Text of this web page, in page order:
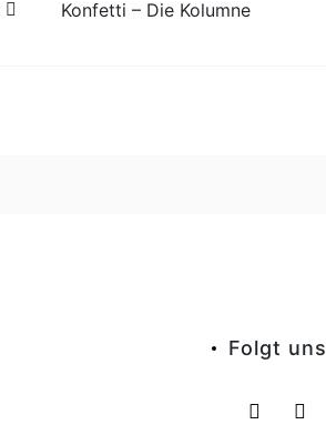
Konfetti – Die Kolumne
Folgt uns